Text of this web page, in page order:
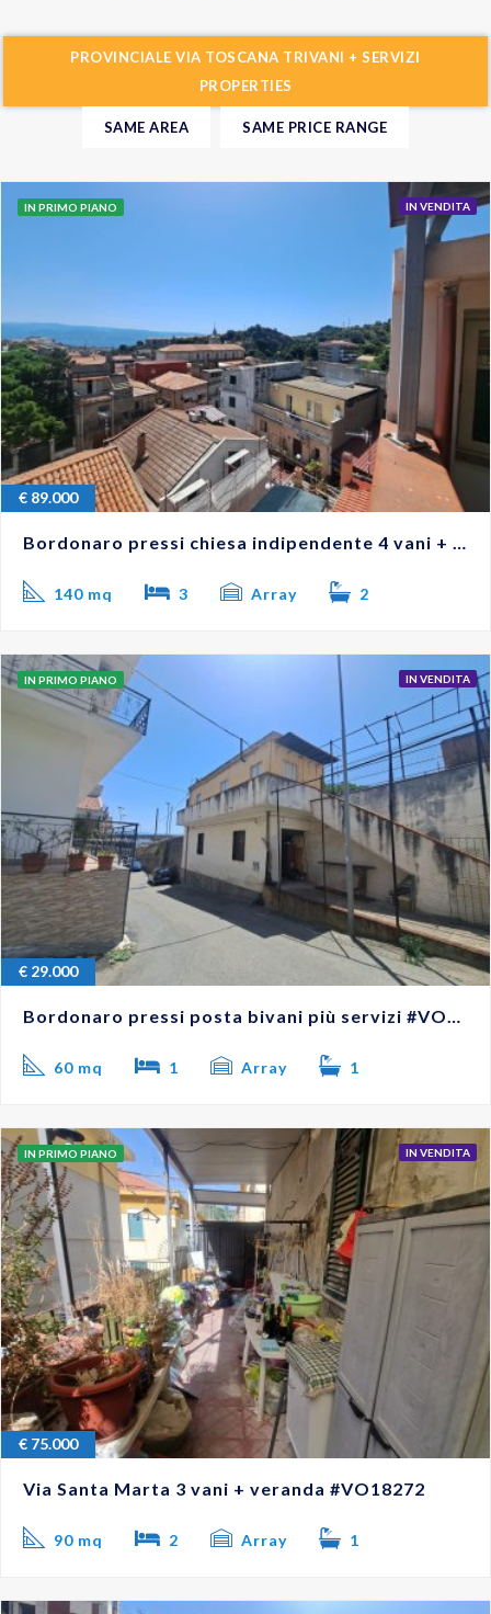
PROVINCIALE VIA TOSCANA TRIVANI + SERVIZI
PROPERTIES
SAME AREA SAME PRICE RANGE
IN PRIMO PIANO IN VENDITA
€ 89.000
Bordonaro pressi chiesa indipendente 4 vani + terrazzo #VO18286
140 mq 3 Array 2
IN PRIMO PIANO IN VENDITA
€ 29.000
Bordonaro pressi posta bivani più servizi #VO18287
60 mq 1 Array 1
IN PRIMO PIANO IN VENDITA
€ 75.000
Via Santa Marta 3 vani + veranda #VO18272
90 mq 2 Array 1